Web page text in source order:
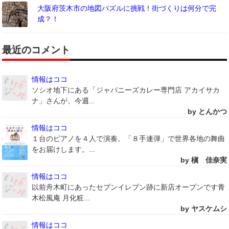
大阪府茨木市の地図パズルに挑戦！街づくりは何分で完
成？！
最近のコメント
情報はココ
ソシオ地下にある「ジャパニーズカレー専門店 アカイサカ
ナ」さんが、今週...
by とんかつ
情報はココ
１台のピアノを４人で演奏。「８手連弾」で世界各地の舞曲
をお届けします。...
by 槇 佳奈実
情報はココ
以前舟木町にあったセブンイレブン跡に新店オープンです青
木松風庵 月化粧...
by ヤスケムシ
情報はココ